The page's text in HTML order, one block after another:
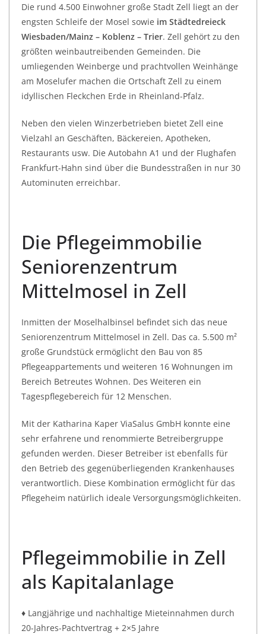
Die rund 4.500 Einwohner große Stadt Zell liegt an der
engsten Schleife der Mosel sowie im Städtedreieck
Wiesbaden/Mainz – Koblenz – Trier. Zell gehört zu den
größten weinbautreibenden Gemeinden. Die
umliegenden Weinberge und prachtvollen Weinhänge
am Moselufer machen die Ortschaft Zell zu einem
idyllischen Fleckchen Erde in Rheinland-Pfalz.
Neben den vielen Winzerbetrieben bietet Zell eine
Vielzahl an Geschäften, Bäckereien, Apotheken,
Restaurants usw. Die Autobahn A1 und der Flughafen
Frankfurt-Hahn sind über die Bundesstraßen in nur 30
Autominuten erreichbar.
Die Pflegeimmobilie
Seniorenzentrum
Mittelmosel in Zell
Inmitten der Moselhalbinsel befindet sich das neue
Seniorenzentrum Mittelmosel in Zell. Das ca. 5.500 m²
große Grundstück ermöglicht den Bau von 85
Pflegeappartements und weiteren 16 Wohnungen im
Bereich Betreutes Wohnen. Des Weiteren ein
Tagespflegebereich für 12 Menschen.
Mit der Katharina Kaper ViaSalus GmbH konnte eine
sehr erfahrene und renommierte Betreibergruppe
gefunden werden. Dieser Betreiber ist ebenfalls für
den Betrieb des gegenüberliegenden Krankenhauses
verantwortlich. Diese Kombination ermöglicht für das
Pflegeheim natürlich ideale Versorgungsmöglichkeiten.
Pflegeimmobilie in Zell
als Kapitalanlage
♦ Langjährige und nachhaltige Mieteinnahmen durch
20-Jahres-Pachtvertrag + 2×5 Jahre